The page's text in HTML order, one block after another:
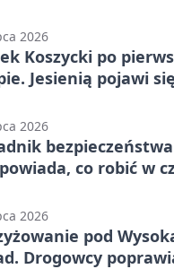
2026
Koszycki po
Jesienią pojawi
2026
bezpieczeństwa
co robić w
2026
pod
Drogowcy